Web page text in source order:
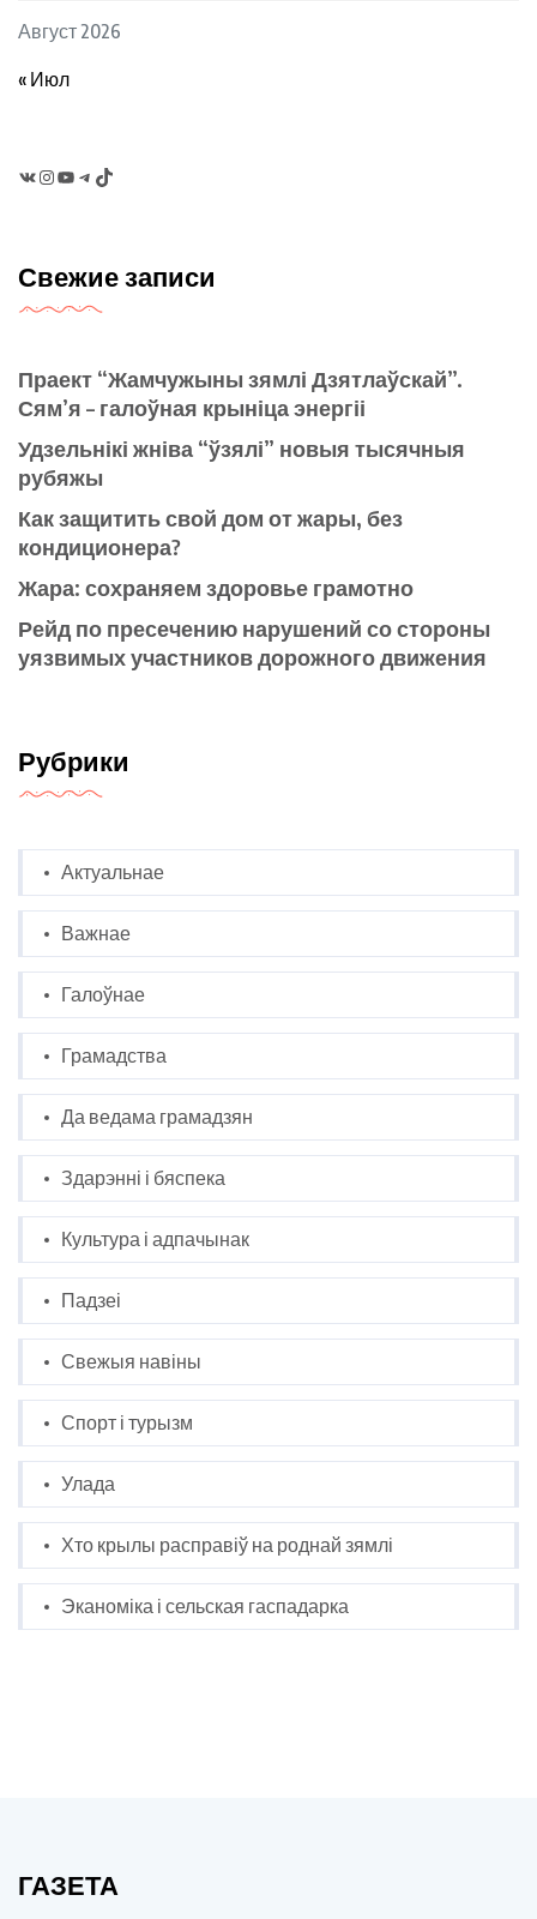
Август 2026
« Июл
Instagram
YouTubeTelegram
TikTok
Свежие записи
Праект “Жамчужыны зямлі Дзятлаўскай”.
Сям’я – галоўная крыніца энергіі
Удзельнікі жніва “ўзялі” новыя тысячныя
рубяжы
Как защитить свой дом от жары, без
кондиционера?
Жара: сохраняем здоровье грамотно
Рейд по пресечению нарушений со стороны
уязвимых участников дорожного движения
Рубрики
Актуальнае
Важнае
Галоўнае
Грамадства
Да ведама грамадзян
Здарэнні і бяспека
Культура і адпачынак
Падзеі
Свежыя навіны
Спорт і турызм
Улада
Хто крылы расправіў на роднай зямлі
Эканоміка і сельская гаспадарка
ГАЗЕТА